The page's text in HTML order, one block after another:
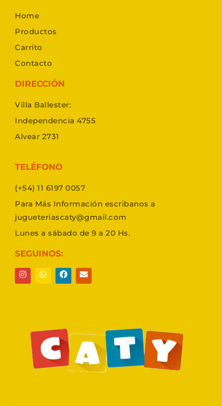
Home
Productos
Carrito
Contacto
DIRECCIÓN
Villa Ballester:
Independencia 4755
Alvear 2731
TELÉFONO
(+54) 11 6197 0057
Para Más Información escribanos a
jugueteriascaty@gmail.com
Lunes a sábado de 9 a 20 Hs.
SEGUINOS: